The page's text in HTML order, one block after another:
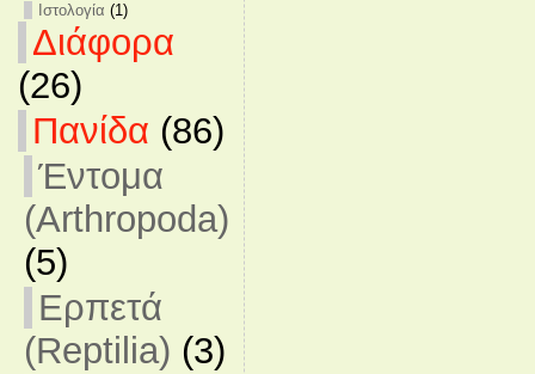
Ιστολογία (1)
Διάφορα
(26)
Πανίδα (86)
Έντομα
(Arthropoda)
(5)
Ερπετά
(Reptilia) (3)